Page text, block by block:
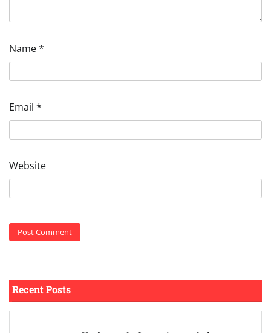
Name*
Email *
Website
Recent Posts